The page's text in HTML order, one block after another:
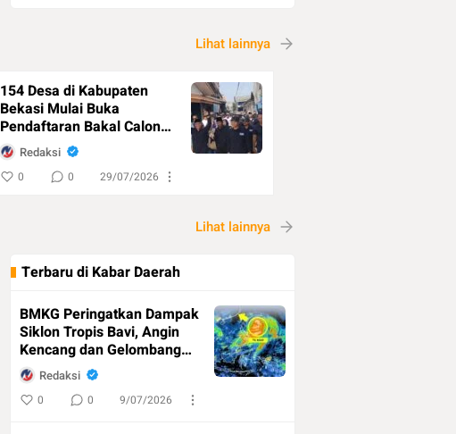
Lihat lainnya
154 Desa di Kabupaten
Bekasi Mulai Buka
Pendaftaran Bakal Calon
Kepala Desa
Redaksi
0 0 29/07/2026
Lihat lainnya
Terbaru di Kabar Daerah
BMKG Peringatkan Dampak
Siklon Tropis Bavi, Angin
Kencang dan Gelombang
Tinggi Ancam Indonesia
TimurRedaksi
0 0 9/07/2026